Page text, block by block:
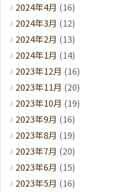
2024年4月 (16)
2024年3月 (12)
2024年2月 (13)
2024年1月 (14)
2023年12月 (16)
2023年11月 (20)
2023年10月 (19)
2023年9月 (16)
2023年8月 (19)
2023年7月 (20)
2023年6月 (15)
2023年5月 (16)